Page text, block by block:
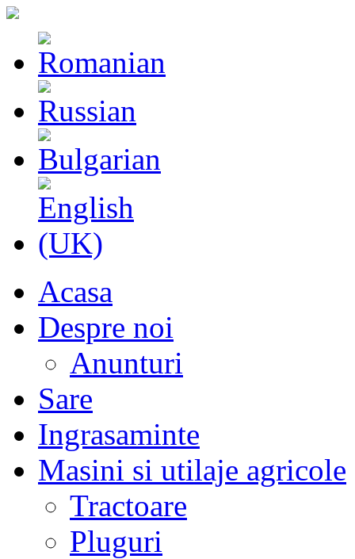
Acasa
Despre noi
Anunturi
Sare
Ingrasaminte
Masini si utilaje agricole
Tractoare
Pluguri